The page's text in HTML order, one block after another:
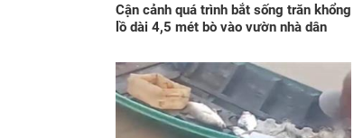
Cận cảnh quá trình bắt sống trăn khổng
lồ dài 4,5 mét bò vào vườn nhà dân